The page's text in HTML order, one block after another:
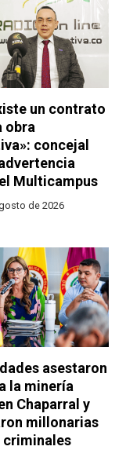
un contrato
obra
concejal
Multicampus
de 2026
asestaron
la minería
Chaparral y
millonarias
criminales